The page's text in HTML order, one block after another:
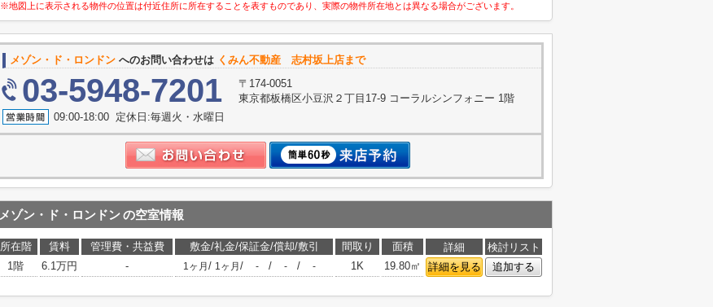
※地図上に表示される物件の位置は付近住所に所在することを表すものであり、実際の物件所在地とは異なる場合がございます。
メゾン・ド・ロンドン へのお問い合わせは くみん不動産 志村坂上店まで
03-5948-7201
〒174-0051
東京都板橋区小豆沢２丁目17-9 コーラルシンフォニー 1階
09:00-18:00 定休日:毎週火・水曜日
メゾン・ド・ロンドンの空室情報
所在階 賃料 管理費・共益費 敷金/礼金/保証金/償却/敷引 間取り 面積 詳細
検討リスト
1階
6.1万円 - 1ヶ月 / 1ヶ月 / - / - / - 1K 19.80㎡ 詳細を見る 追加する